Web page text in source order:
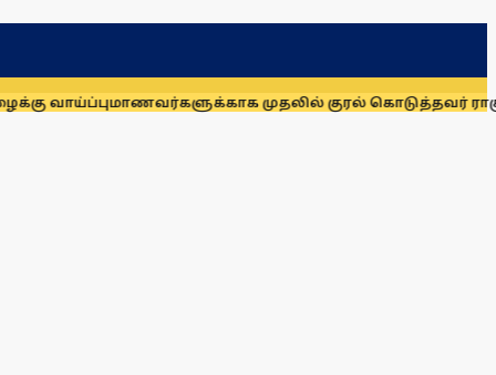
மாணவர்களுக்காக முதலில் குரல் கொடுத்தவர் ராகுல்